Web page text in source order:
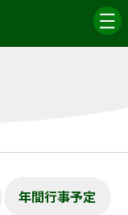
年間行事予定